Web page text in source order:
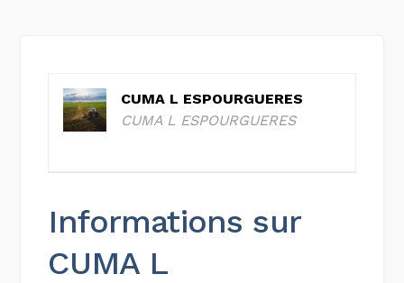
CUMA L ESPOURGUERES
CUMA L ESPOURGUERES
Informations sur
CUMA L